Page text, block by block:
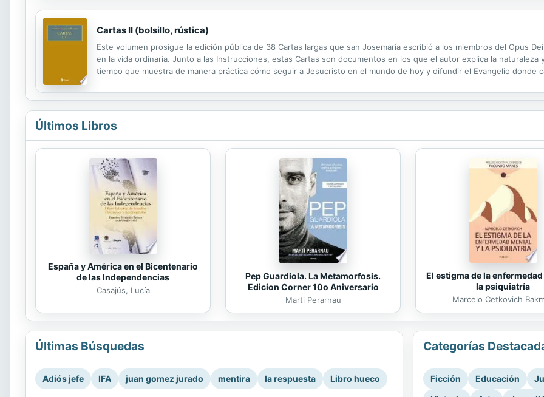
Cartas II (bolsillo, rústica)
Este volumen prosigue la edición pública de 38 Cartas largas que san Josemaría escribió a los miembros del Opus
en la vida ordinaria. Junto a las Instrucciones, estas Cartas son documentos en los que el autor explica la naturaleza
tiempo que muestra de manera práctica cómo seguir a Jesucristo en el mundo de hoy y difundir el Evangelio donde
Últimos Libros
España y América en el Bicentenario
de las Independencias
Casajús, Lucía
Pep Guardiola. La Metamorfosis.
Edicion Corner 10o Aniversario
Marti Perarnau
El estigma de la
la psiquiatría
Marcelo Cetkovich
Últimas Búsquedas
Adiós jefe IFA juan gomez jurado mentira la respuesta Libro hueco
Categorías
Ficción Educación